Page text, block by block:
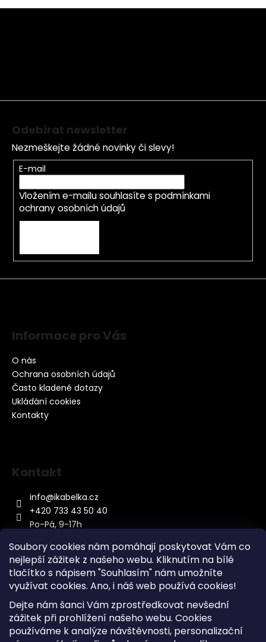
Soubory cookies nám pomáhají poskytovat Vám co
nejlepší zážitek z našeho webu. Kliknutím na bílé
tlačítko s nápisem "Souhlasím" nám umožníte
využívat cookies. Ano, i náš web používá cookies!
Dejte nám šanci Vám zprostředkovat nevšední
zážitek při prohlížení našeho webu. Cookies
používáme k analýze návštěvnosti, personalizační
Z
Odebírat newsletter
Nezmeškejte žádné novinky či slevy!
E-mail
Vložením e-mailu souhlasíte s podmínkami
ochrany osobních údajů
Informace pro Vás
O nás
Ochrana osobních údajů
Často kladené dotazy
Ukládání cookies
Kontakty
Kontakt
info@ikabelka.cz
+420 733 43 50 40
Po-Pá, 9-17h
Kontakt
Sitemap
Doprava a Platba